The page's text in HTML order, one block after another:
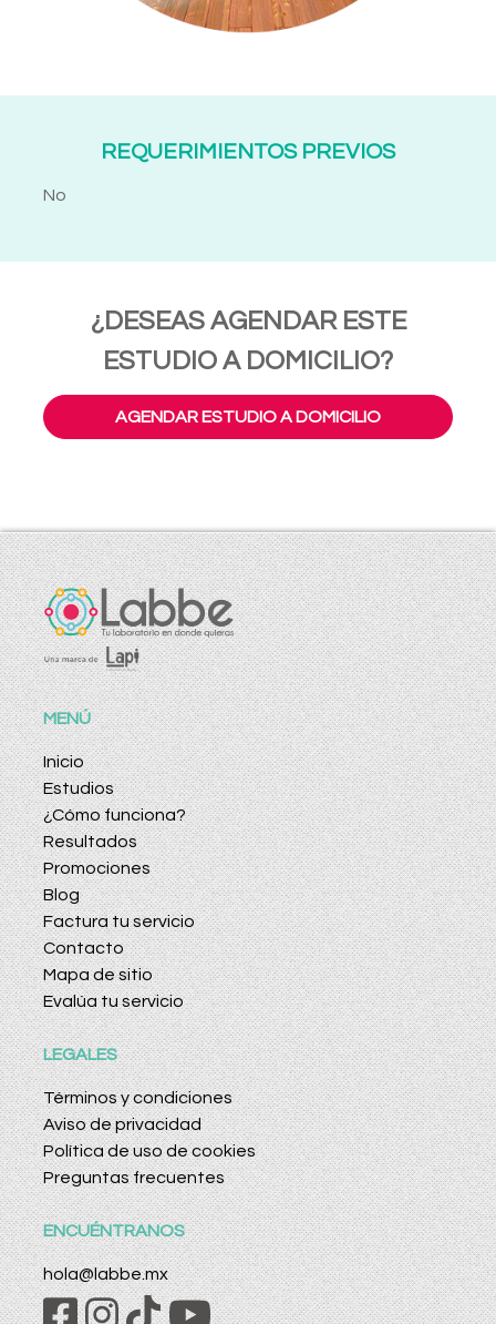
REQUERIMIENTOS PREVIOS
No
¿DESEAS AGENDAR ESTE
ESTUDIO A DOMICILIO?
AGENDAR ESTUDIO A DOMICILIO
MENÚ
Inicio
Estudios
¿Cómo funciona?
Resultados
Promociones
Blog
Factura tu servicio
Contacto
Mapa de sitio
Evalúa tu servicio
LEGALES
Términos y condiciones
Aviso de privacidad
Política de uso de cookies
Preguntas frecuentes
ENCUÉNTRANOS
hola@labbe.mx